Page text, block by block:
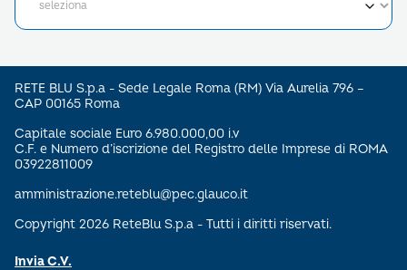
RETE BLU S.p.a - Sede Legale Roma (RM) Via Aurelia 796 –
CAP 00165 Roma
Capitale sociale Euro 6.980.000,00 i.v
C.F. e Numero d’iscrizione del Registro delle Imprese di ROMA
03922811009
amministrazione.reteblu@pec.glauco.it
Copyright 2026 ReteBlu S.p.a - Tutti i diritti riservati.
Invia C.V.